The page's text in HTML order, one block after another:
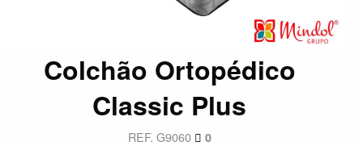
Colchão Ortopédico
Classic Plus
REF. G9060 0